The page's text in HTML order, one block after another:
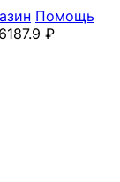
Помощь
₽